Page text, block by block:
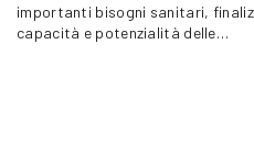
importanti bisogni sanitari,
capacità e potenzialità delle…